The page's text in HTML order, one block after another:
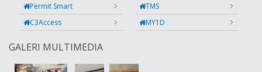
Permit Smart
TMS
C3Access
MY1D
GALERI MULTIMEDIA